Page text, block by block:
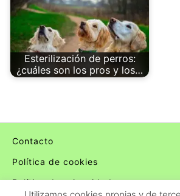
Esterilización de perros:
¿cuáles son los pros y los…
Contacto
Política de cookies
Política de privacidad